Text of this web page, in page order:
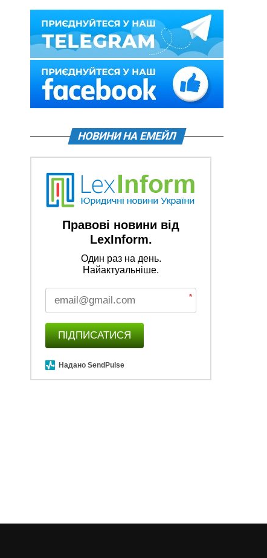
НОВИНИ НА ЕМЕЙЛ
Правові новини від
LexInform.
Один раз на день.
Найактуальніше.
*
ПІДПИСАТИСЯ
Надано SendPulse